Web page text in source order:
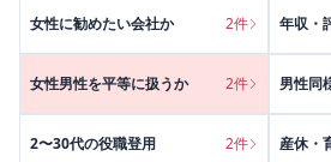
女性に勧めたい会社か 2件 年収・
女性男性を平等に扱うか 2件 男性同
2〜30代の役職登用 2件 産休・